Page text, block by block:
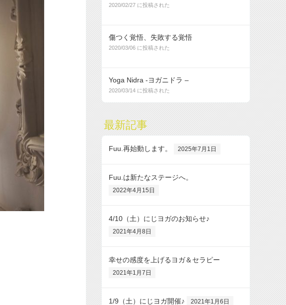
2020/02/27 に投稿された
傷つく覚悟、失敗する覚悟
2020/03/06 に投稿された
Yoga Nidra -ヨガニドラ –
2020/03/14 に投稿された
最新記事
Fuu.再始動します。 2025年7月1日
Fuu.は新たなステージへ。
2022年4月15日
4/10（土）にじヨガのお知らせ♪
2021年4月8日
幸せの感度を上げるヨガ＆セラピー
2021年1月7日
1/9（土）にじヨガ開催♪ 2021年1月6日